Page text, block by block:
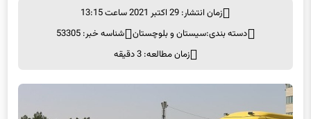
زمان انتشار: 29 اکتبر 2021 ساعت 13:15
دسته بندی:سیستان و بلوچستان
شناسه خبر: 53305
زمان مطالعه: 3 دقیقه